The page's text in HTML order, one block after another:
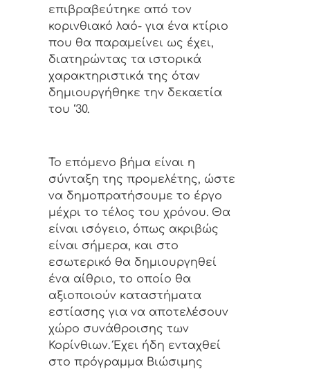
επιβραβεύτηκε από τον
κορινθιακό λαό- για ένα κτίριο
που θα παραμείνει ως έχει,
διατηρώντας τα ιστορικά
χαρακτηριστικά της όταν
δημιουργήθηκε την δεκαετία
του ‘30.
Το επόμενο βήμα είναι η
σύνταξη της προμελέτης, ώστε
να δημοπρατήσουμε το έργο
μέχρι το τέλος του χρόνου. Θα
είναι ισόγειο, όπως ακριβώς
είναι σήμερα, και στο
εσωτερικό θα δημιουργηθεί
ένα αίθριο, το οποίο θα
αξιοποιούν καταστήματα
εστίασης για να αποτελέσουν
χώρο συνάθροισης των
Κορίνθιων. Έχει ήδη ενταχθεί
στο πρόγραμμα Βιώσιμης